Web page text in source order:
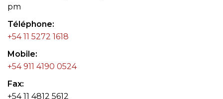
pm
Téléphone
+54 11 5272 1618
Mobile
+54 911 4190 0524
Fax
+54 11 4812 5612